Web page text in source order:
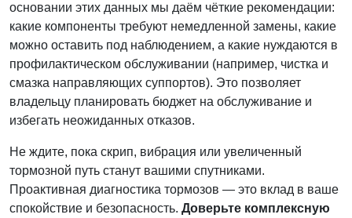
основании этих данных мы даём чёткие рекомендации:
какие компоненты требуют немедленной замены, какие
можно оставить под наблюдением, а какие нуждаются в
профилактическом обслуживании (например, чистка и
смазка направляющих суппортов). Это позволяет
владельцу планировать бюджет на обслуживание и
избегать неожиданных отказов.
Не ждите, пока скрип, вибрация или увеличенный
тормозной путь станут вашими спутниками.
Проактивная диагностика тормозов — это вклад в ваше
спокойствие и безопасность. Доверьте комплексную